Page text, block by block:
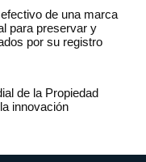
de una marca
para preservar y
por su registro
de la Propiedad
innovación